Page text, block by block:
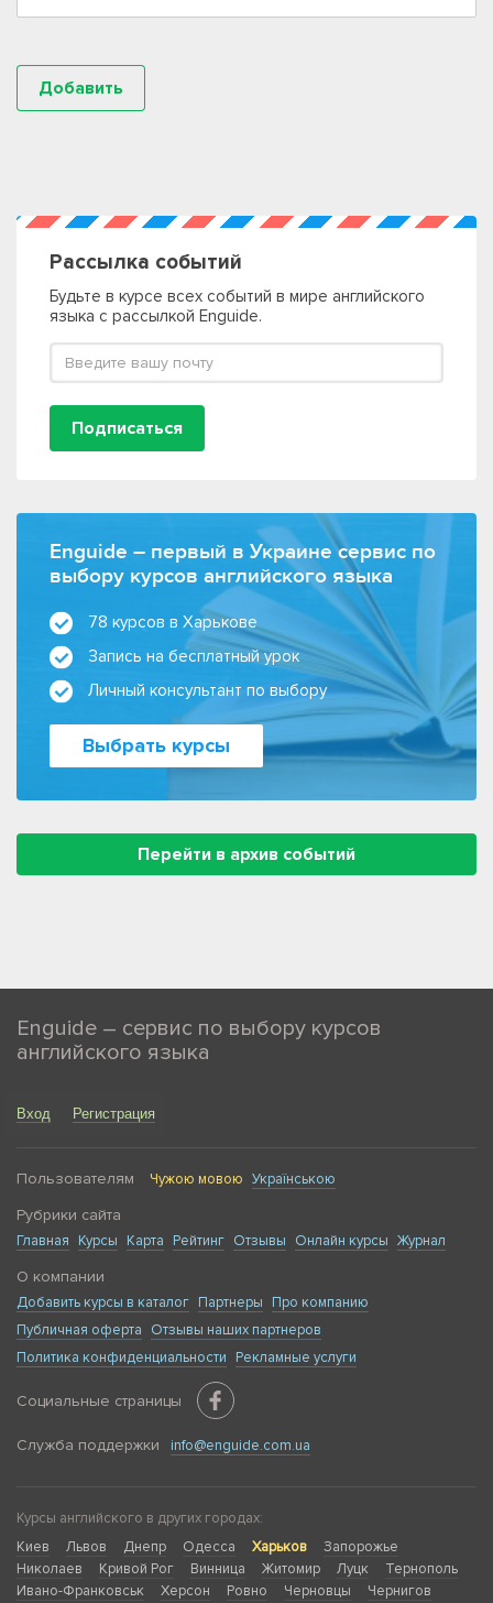
Рассылка событий
Будьте в курсе всех событий в мире английского
языка с рассылкой Enguide.
Подписаться
Enguide – первый в Украине сервис по
выбору курсов английского языка
78 курсов в Харькове
Запись на бесплатный урок
Личный консультант по выбору
Выбрать курсы
Перейти в архив событий
Enguide – сервис по выбору курсов
английского языка
Вход Регистрация
Пользователям Чужою мовою Українською
Рубрики сайта
Главная Курсы Карта Рейтинг Отзывы Онлайн курсы Журнал
О компании
Добавить курсы в каталог Партнеры
Про компанию
Публичная оферта
Отзывы наших партнеров
Политика конфиденциальности
Рекламные услуги
Социальные страницы
Служба поддержки info@enguide.com.ua
Курсы английского в других городах:
Киев
Львов Днепр Одесса Харьков
Запорожье
Николаев
Кривой Рог Винница Житомир Луцк
Тернополь
Ивано-Франковськ
Херсон Ровно Черновцы Чернигов